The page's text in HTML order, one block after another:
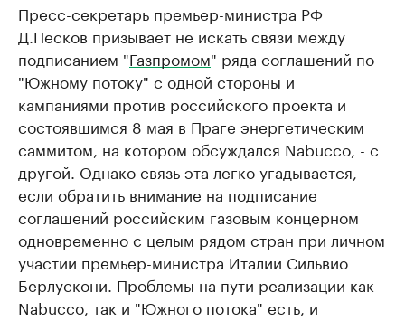
Пресс-секретарь премьер-министра РФ
Д.Песков призывает не искать связи между
подписанием "Газпромом" ряда соглашений по
"Южному потоку" с одной стороны и
кампаниями против российского проекта и
состоявшимся 8 мая в Праге энергетическим
саммитом, на котором обсуждался Nabucco, - с
другой. Однако связь эта легко угадывается,
если обратить внимание на подписание
соглашений российским газовым концерном
одновременно с целым рядом стран при личном
участии премьер-министра Италии Сильвио
Берлускони. Проблемы на пути реализации как
Nabucco, так и "Южного потока" есть, и